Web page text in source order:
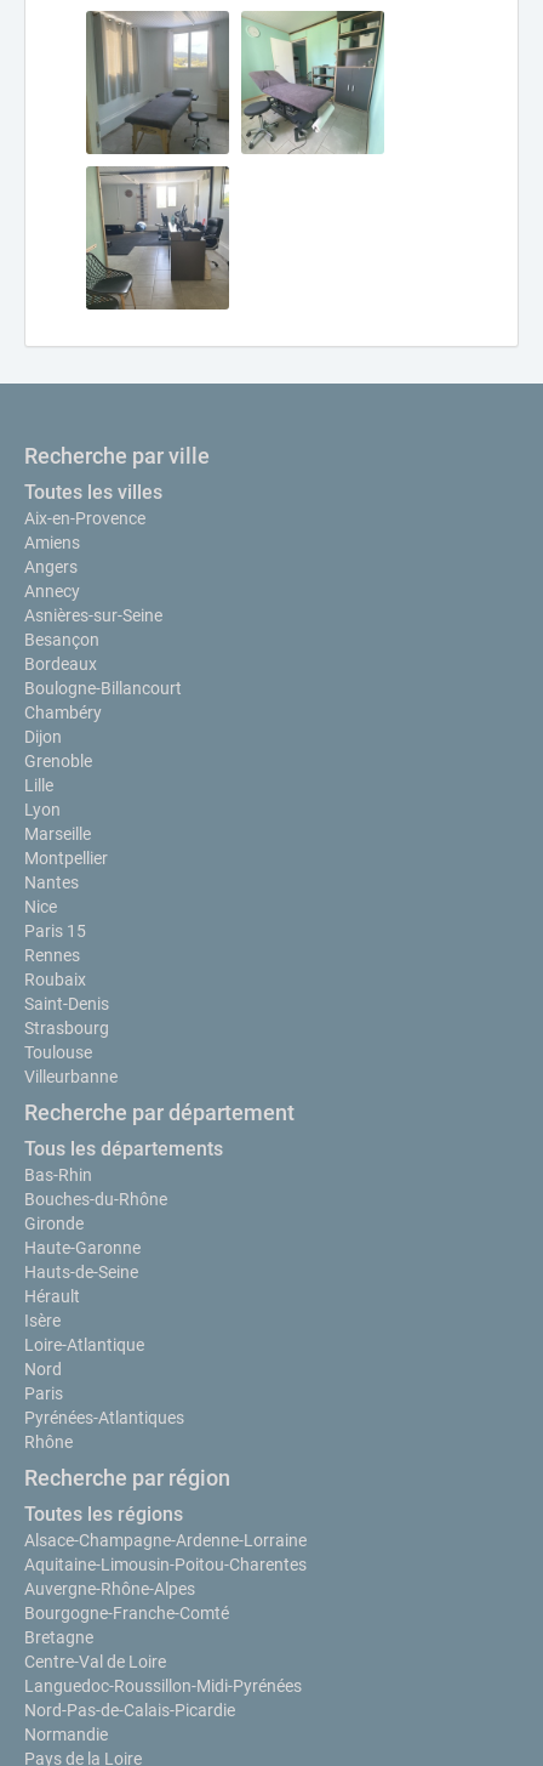
Recherche par ville
Toutes les villes
Aix-en-Provence
Amiens
Angers
Annecy
Asnières-sur-Seine
Besançon
Bordeaux
Boulogne-Billancourt
Chambéry
Dijon
Grenoble
Lille
Lyon
Marseille
Montpellier
Nantes
Nice
Paris 15
Rennes
Roubaix
Saint-Denis
Strasbourg
Toulouse
Villeurbanne
Recherche par département
Tous les départements
Bas-Rhin
Bouches-du-Rhône
Gironde
Haute-Garonne
Hauts-de-Seine
Hérault
Isère
Loire-Atlantique
Nord
Paris
Pyrénées-Atlantiques
Rhône
Recherche par région
Toutes les régions
Alsace-Champagne-Ardenne-Lorraine
Aquitaine-Limousin-Poitou-Charentes
Auvergne-Rhône-Alpes
Bourgogne-Franche-Comté
Bretagne
Centre-Val de Loire
Languedoc-Roussillon-Midi-Pyrénées
Nord-Pas-de-Calais-Picardie
Normandie
Pays de la Loire